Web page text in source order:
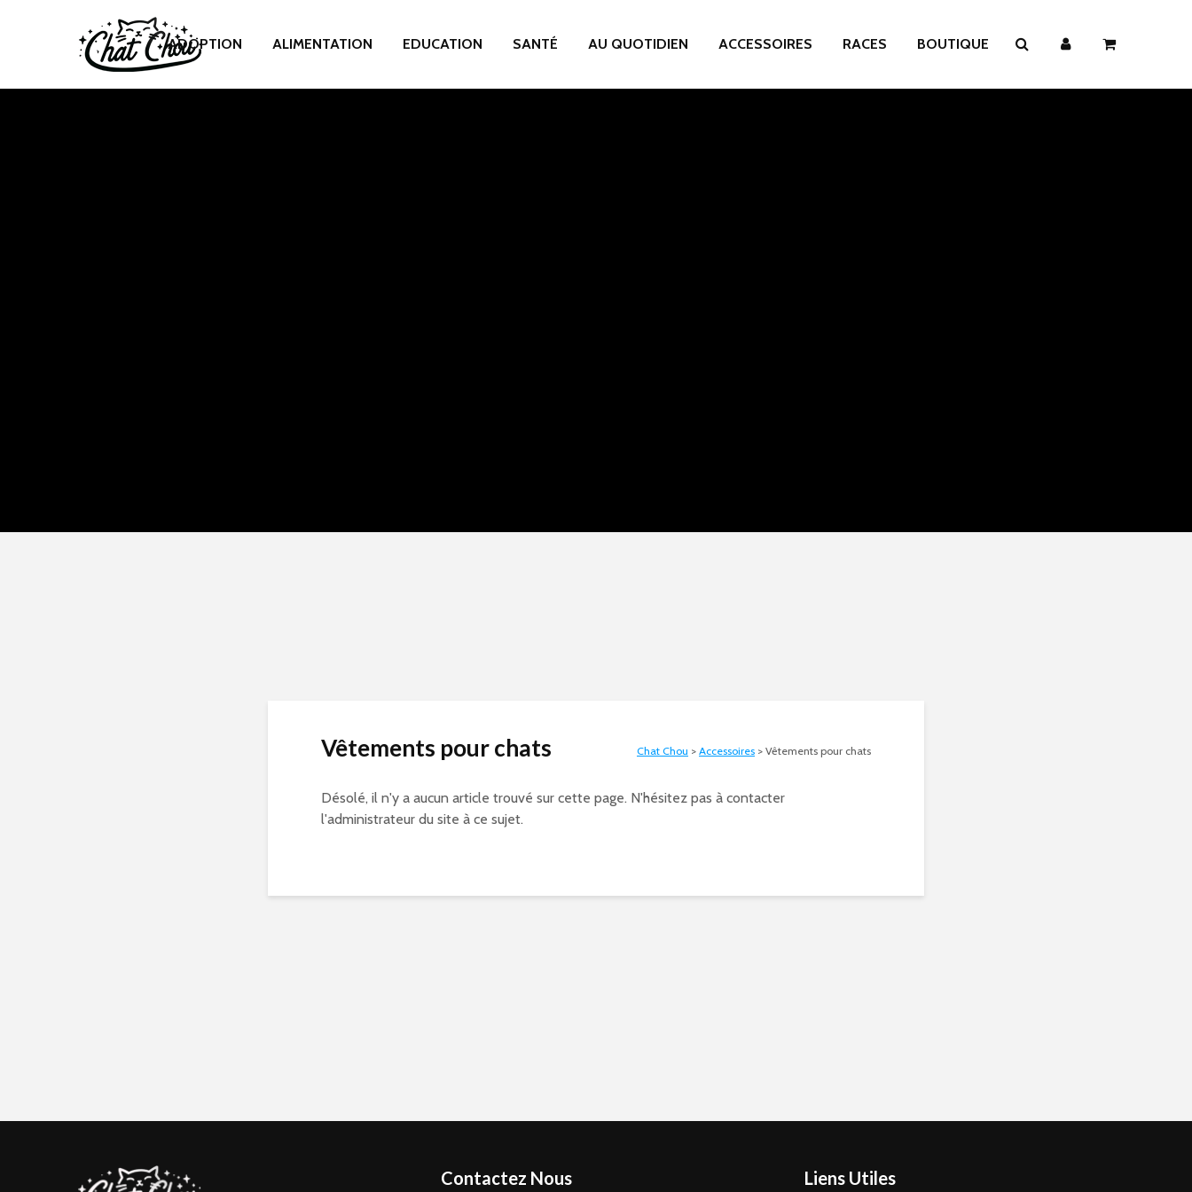
ADOPTION ALIMENTATION EDUCATION SANTÉ AU QUOTIDIEN ACCESSOIRES RACES BOUTIQUE
Vêtements pour chats Chat Chou > Accessoires > Vêtements pour chats
Désolé, il n'y a aucun article trouvé sur cette page. N'hésitez pas à contacter
l'administrateur du site à ce sujet.
Contactez Nous Liens Utiles